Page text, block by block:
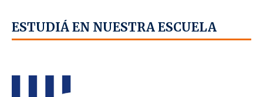
ESTUDIÁ EN NUESTRA ESCUELA